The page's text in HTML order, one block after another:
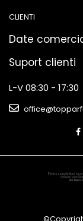
CLIENTI
Date
Suport clienti
L-V 08:30 - 17:30